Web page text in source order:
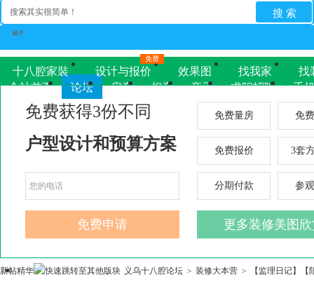
帖子
搜 索
全站首页 论坛 房产 相亲 亲子 求职招聘 手
十八腔家裝 设计与报价
免费
效果图 找我家 找
新帖精华 义乌十八腔论坛 > 装修大本营 > 【监理日记】